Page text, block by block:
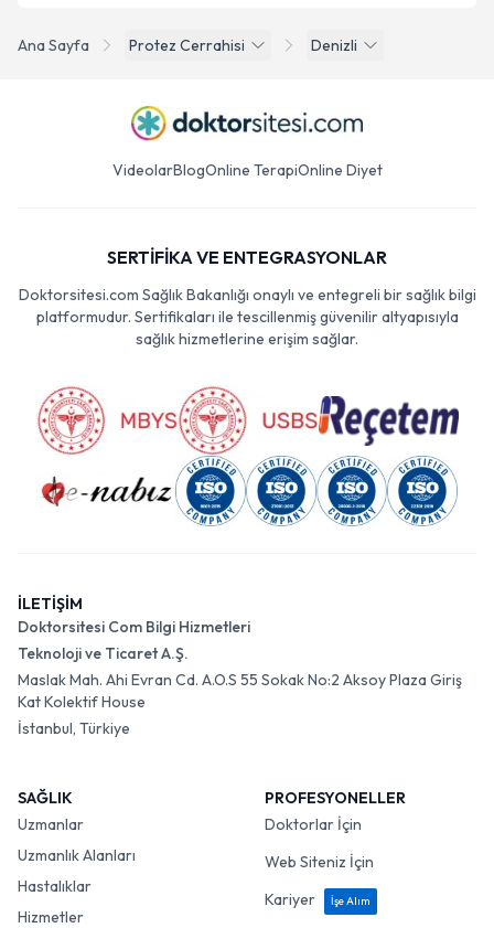
Ana Sayfa Protez Cerrahisi Denizli
VideolarBlogOnline TerapiOnline Diyet
SERTİFİKA VE ENTEGRASYONLAR
Doktorsitesi.com Sağlık Bakanlığı onaylı ve entegreli bir sağlık bilgi
platformudur. Sertifikaları ile tescillenmiş güvenilir altyapısıyla
sağlık hizmetlerine erişim sağlar.
İLETİŞİM
Doktorsitesi Com Bilgi Hizmetleri
Teknoloji ve Ticaret A.Ş.
Maslak Mah. Ahi Evran Cd. A.O.S 55 Sokak No:2 Aksoy Plaza Giriş
Kat Kolektif House
İstanbul, Türkiye
SAĞLIK
Uzmanlar
Uzmanlık Alanları
Hastalıklar
Hizmetler
PROFESYONELLER
Doktorlar İçin
Web Siteniz İçin
Kariyer
İşe Alım